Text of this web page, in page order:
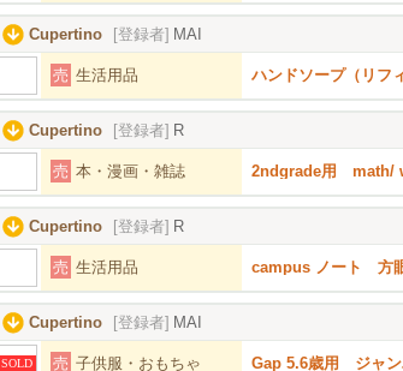
Cupertino [登録者] MAI
売 生活用品 ハンドソープ（リフ
Cupertino [登録者] R
売 本・漫画・雑誌 2ndgrade用 math/
Cupertino [登録者] R
売 生活用品 campus ノート 方
Cupertino [登録者] MAI
SOLD 売 子供服・おもちゃ Gap 5.6歳用 ジャン